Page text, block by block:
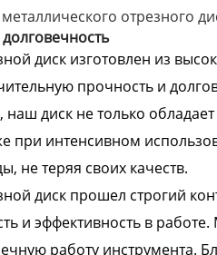
отрезного
диск изготовлен из
прочность и
наш диск не только
при интенсивном
не теряя своих качеств.
диск прошел строгий
и эффективность в
работу инструмента.